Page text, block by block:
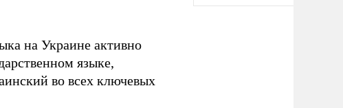
на Украине активно
языке,
во всех ключевых